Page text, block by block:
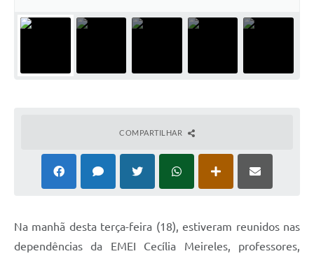
Vigilância Sanitária
COPIR - Coordenadoria de Promoção de Igualdade Racial
Galeria de Fotos
COMPARTILHAR
Na manhã desta terça-feira (18), estiveram reunidos nas
dependências da EMEI Cecília Meireles, professores,